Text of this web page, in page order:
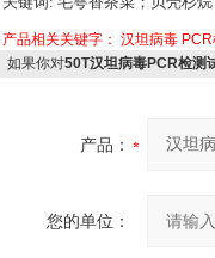
产品相关关键字： 汉坦病毒
如果你对50T汉坦病毒PCR检测
产品：
您的单位：